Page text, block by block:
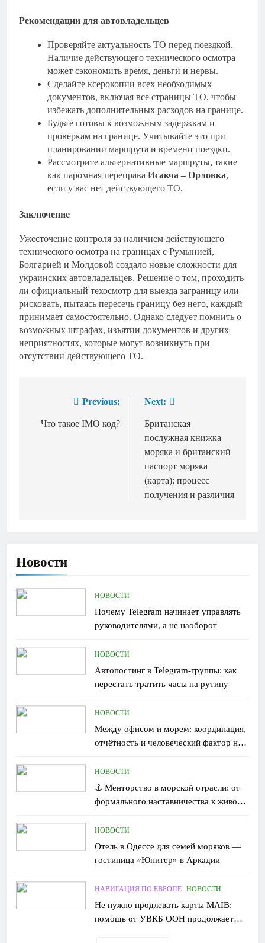
Рекомендации для автовладельцев
Проверяйте актуальность ТО перед поездкой.
Наличие действующего технического осмотра
может сэкономить время, деньги и нервы.
Сделайте ксерокопии всех необходимых
документов, включая все страницы ТО, чтобы
избежать дополнительных расходов на границе.
Будьте готовы к возможным задержкам и
проверкам на границе. Учитывайте это при
планировании маршрута и времени поездки.
Рассмотрите альтернативные маршруты, такие
как паромная переправа Исакча – Орловка,
если у вас нет действующего ТО.
Заключение
Ужесточение контроля за наличием действующего
технического осмотра на границах с Румынией,
Болгарией и Молдовой создало новые сложности для
украинских автовладельцев. Решение о том, проходить
ли официальный техосмотр для выезда заграницу или
рисковать, пытаясь пересечь границу без него, каждый
принимает самостоятельно. Однако следует помнить о
возможных штрафах, изъятии документов и других
неприятностях, которые могут возникнуть при
отсутствии действующего ТО.
Навигация
по
Previous:
Что такое IMO код?
Next:
Британская
послужная книжка
моряка и британский
паспорт моряка
(карта): процесс
получения и различия
Новости
НОВОСТИ
Почему Telegram начинает управлять
руководителями, а не наоборот
НОВОСТИ
Автопостинг в Telegram-группы: как
перестать тратить часы на рутину
НОВОСТИ
Между офисом и морем: координация,
отчётность и человеческий фактор на
НОВОСТИ
⚓ Менторство в морской отрасли: от
формального наставничества к живому
НОВОСТИ
Отель в Одессе для семей моряков —
гостиница «Юпитер» в Аркадии
НАВИГАЦИЯ ПО ЕВРОПЕ НОВОСТИ
Не нужно продлевать карты MAIB:
помощь от УВКБ ООН продолжает